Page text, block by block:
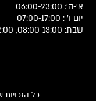
א'-ה': 06:00-23:00
יום ו' : 07:00-17:00
שבת: 08:00-13:00, 17:00-22:00
כל הזכויות